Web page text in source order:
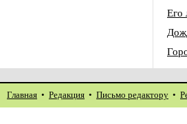
Его
Главная • Редакция • Письмо редактору •